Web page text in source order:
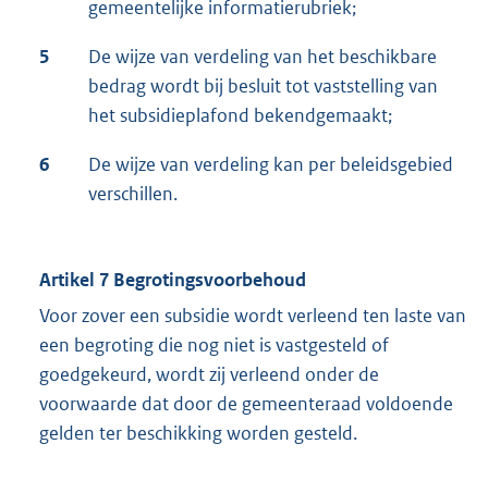
gemeentelijke informatierubriek;
5
De wijze van verdeling van het beschikbare
bedrag wordt bij besluit tot vaststelling van
het subsidieplafond bekendgemaakt;
6
De wijze van verdeling kan per beleidsgebied
verschillen.
Artikel 7 Begrotingsvoorbehoud
Voor zover een subsidie wordt verleend ten laste van
een begroting die nog niet is vastgesteld of
goedgekeurd, wordt zij verleend onder de
voorwaarde dat door de gemeenteraad voldoende
gelden ter beschikking worden gesteld.